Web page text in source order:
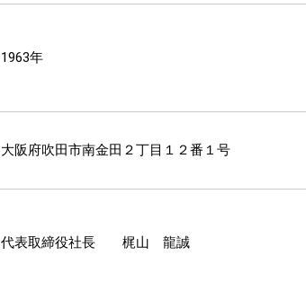
1963年
大阪府吹田市南金田２丁目１２番１号
代表取締役社長 梶山 龍誠